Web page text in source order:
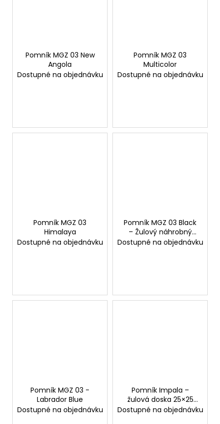
Pomník MGZ 03 New
Angola
Dostupné na objednávku
Pomník MGZ 03
Multicolor
Dostupné na objednávku
Pomník MGZ 03
Himalaya
Dostupné na objednávku
Pomník MGZ 03 Black
– Žulový náhrobný
pomník
Dostupné na objednávku
Pomník MGZ 03 -
Labrador Blue
Dostupné na objednávku
Pomník Impala –
žulová doska 25×25
cm
Dostupné na objednávku